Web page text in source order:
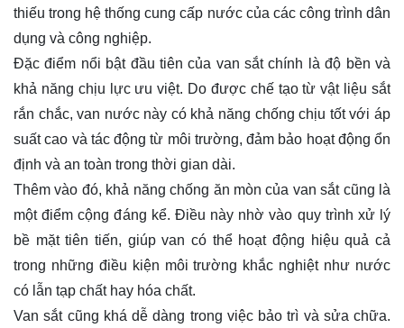
thiếu trong hệ thống cung cấp nước của các công trình dân
dụng và công nghiệp.
Đặc điểm nổi bật đầu tiên của van sắt chính là độ bền và
khả năng chịu lực ưu việt. Do được chế tạo từ vật liệu sắt
rắn chắc, van nước này có khả năng chống chịu tốt với áp
suất cao và tác động từ môi trường, đảm bảo hoạt động ổn
định và an toàn trong thời gian dài.
Thêm vào đó, khả năng chống ăn mòn của van sắt cũng là
một điểm cộng đáng kể. Điều này nhờ vào quy trình xử lý
bề mặt tiên tiến, giúp van có thể hoạt động hiệu quả cả
trong những điều kiện môi trường khắc nghiệt như nước
có lẫn tạp chất hay hóa chất.
Van sắt cũng khá dễ dàng trong việc bảo trì và sửa chữa.